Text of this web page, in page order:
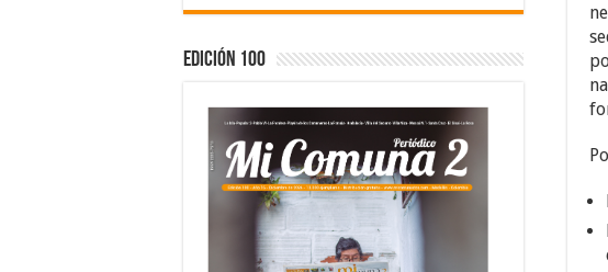
Edición 100